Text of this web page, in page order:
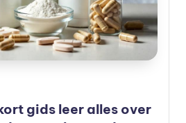
gids leer alles over